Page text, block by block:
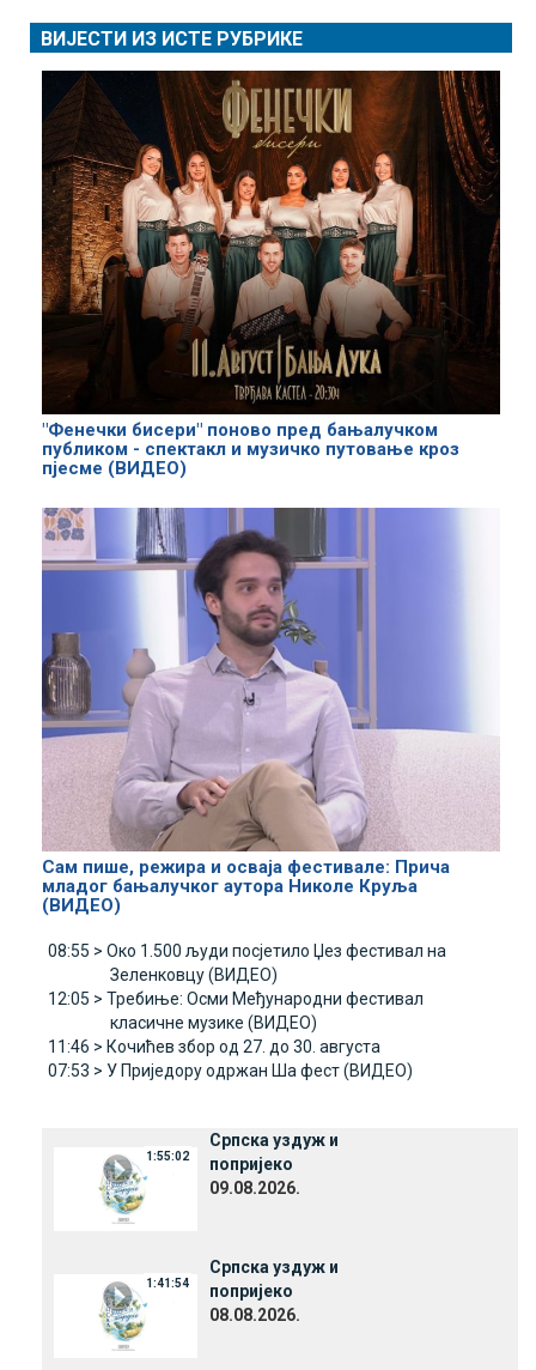
ВИЈЕСТИ ИЗ ИСТЕ РУБРИКЕ
"Фенечки бисери" поново пред бањалучком
публиком - спектакл и музичко путовање кроз
пјесме (ВИДЕО)
Сам пише, режира и осваја фестивале: Прича
младог бањалучког аутора Николе Круља
(ВИДЕО)
08:55 > Око 1.500 људи посјетило Џез фестивал на
Зеленковцу (ВИДЕО)
12:05 > Требиње: Осми Међународни фестивал
класичне музике (ВИДЕО)
11:46 > Кочићев збор од 27. до 30. августа
07:53 > У Приједору одржан Ша фест (ВИДЕО)
1:55:02
Српска уздуж и
попријеко
09.08.2026.
1:41:54
Српска уздуж и
попријеко
08.08.2026.